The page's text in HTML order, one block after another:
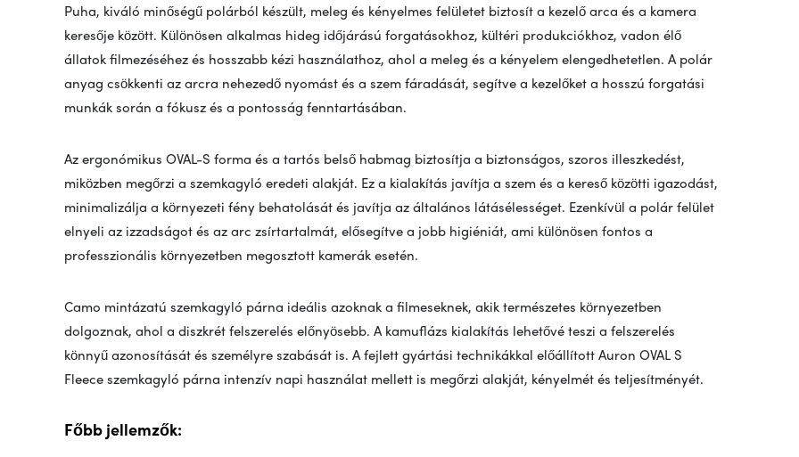
Puha, kiváló minőségű polárból készült, meleg és kényelmes felületet biztosít a kezelő arca és a kamera
keresője között. Különösen alkalmas hideg időjárású forgatásokhoz, kültéri produkciókhoz, vadon élő
állatok filmezéséhez és hosszabb kézi használathoz, ahol a meleg és a kényelem elengedhetetlen. A polár
anyag csökkenti az arcra nehezedő nyomást és a szem fáradását, segítve a kezelőket a hosszú forgatási
munkák során a fókusz és a pontosság fenntartásában.
Az ergonómikus OVAL-S forma és a tartós belső habmag biztosítja a biztonságos, szoros illeszkedést,
miközben megőrzi a szemkagyló eredeti alakját. Ez a kialakítás javítja a szem és a kereső közötti igazodást,
minimalizálja a környezeti fény behatolását és javítja az általános látásélességet. Ezenkívül a polár felület
elnyeli az izzadságot és az arc zsírtartalmát, elősegítve a jobb higiéniát, ami különösen fontos a
professzionális környezetben megosztott kamerák esetén.
Camo mintázatú szemkagyló párna ideális azoknak a filmeseknek, akik természetes környezetben
dolgoznak, ahol a diszkrét felszerelés előnyösebb. A kamuflázs kialakítás lehetővé teszi a felszerelés
könnyű azonosítását és személyre szabását is. A fejlett gyártási technikákkal előállított Auron OVAL S
Fleece szemkagyló párna intenzív napi használat mellett is megőrzi alakját, kényelmét és teljesítményét.
Főbb jellemzők: